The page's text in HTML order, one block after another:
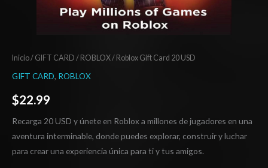
Inicio/ GIFT CARD / ROBLOX/ Roblox Gift Card 20 USD
GIFT CARD, ROBLOX
$22.99
Recarga 20 USD y únete en Roblox a millones de jugadores en una
aventura interminable, donde puedes explorar, construir y luchar
para crear una experiencia única para ti y tus amigos.